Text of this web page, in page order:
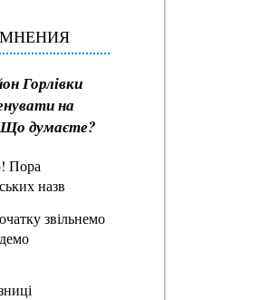
Горлівки
на
Що думаєте?
Пора
назв
звільнемо